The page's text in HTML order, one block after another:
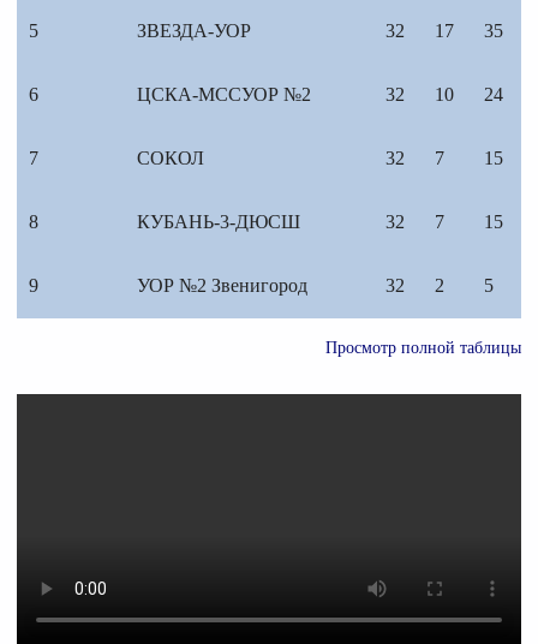
5 ЗВЕЗДА-УОР 32 17 35
6 ЦСКА-МССУОР №2 32 10 24
7 СОКОЛ 32 7 15
8 КУБАНЬ-3-ДЮСШ 32 7 15
9 УОР №2 Звенигород 32 2 5
Просмотр полной таблицы